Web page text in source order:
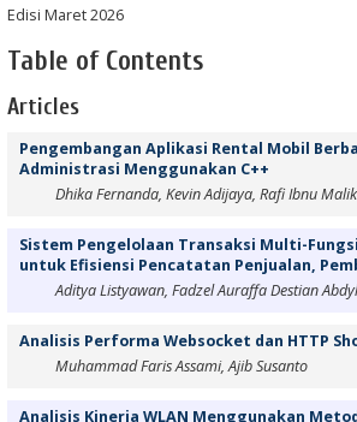
Edisi Maret 2026
Table of Contents
Articles
Pengembangan Aplikasi Rental Mobil
Administrasi Menggunakan C++
Dhika Fernanda, Kevin Adijaya, Rafi Ibnu Malik
Sistem Pengelolaan Transaksi Multi-
untuk Efisiensi Pencatatan Penjualan,
Aditya Listyawan, Fadzel Auraffa Destian
Analisis Performa Websocket dan HTTP
Muhammad Faris Assami, Ajib Susanto
Analisis Kinerja WLAN Menggunakan